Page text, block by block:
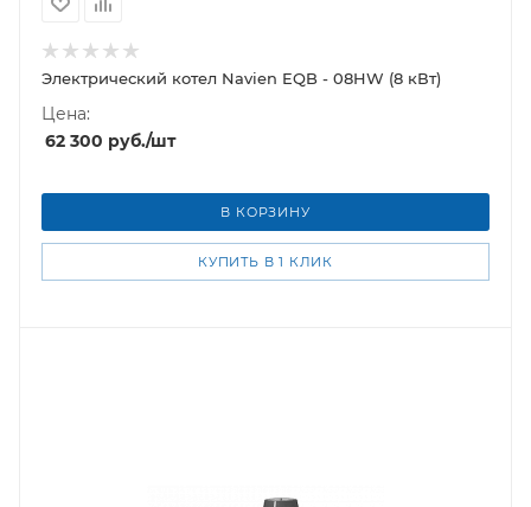
Электрический котел Navien EQB - 08HW (8 кВт)
Цена:
62 300 руб./шт
В КОРЗИНУ
КУПИТЬ В 1 КЛИК